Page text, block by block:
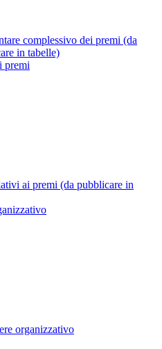
complessivo dei premi (da
in tabelle)
premi
ai premi (da pubblicare in
organizzativo